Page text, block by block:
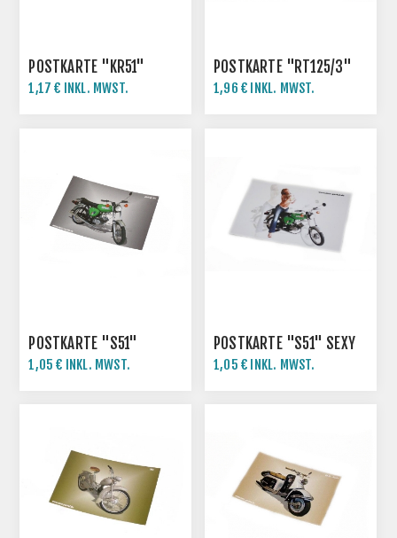
POSTKARTE "KR51"
1,17 € INKL. MWST.
POSTKARTE "RT125/3"
1,96 € INKL. MWST.
POSTKARTE "S51"
1,05 € INKL. MWST.
POSTKARTE "S51" SEXY
1,05 € INKL. MWST.